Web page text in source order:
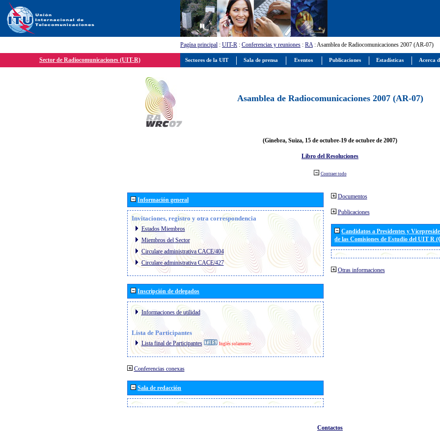
Pagína principal : UIT-R : Conferencias y reuniones : RA: Asamblea de Radiocomunicaciones 2007 (AR-07)
Sector de Radiocomunicaciones (UIT-R)
Asamblea de Radiocomunicaciones 2007 (AR-07)
(Ginebra, Suiza, 15 de octubre-19 de octubre de 2007)
Libro del Resoluciones
Contraer todo
Información general
Invitaciones, registro y otra correspondencia
Estados Miembros
Miembros del Sector
Circulare administrativa CACE/404
Circulare administrativa CACE/427
Inscripción de delegados
Informaciones de utilidad
Lista de Participantes
Lista final de Participantes Inglés solamente
Conferencias conexas
Sala de redacción
Documentos
Publicaciones
Candidatos a Presidentes y
de las Comisiones de Estudio del UIT R
Otras informaciones
Contactos
Sectores de la UIT Sala de prensa Eventos Publicaciones Estadísticas Acerca